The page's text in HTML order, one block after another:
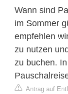
Wann sind
im Sommer
empfehlen
zu nutzen
zu buchen.
Antrag auf